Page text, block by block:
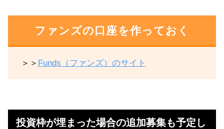
ファンズの口座を作っておく
＞＞ Funds（ファンズ）のサイト
投資枠が埋まった場合の追加募集も予定し